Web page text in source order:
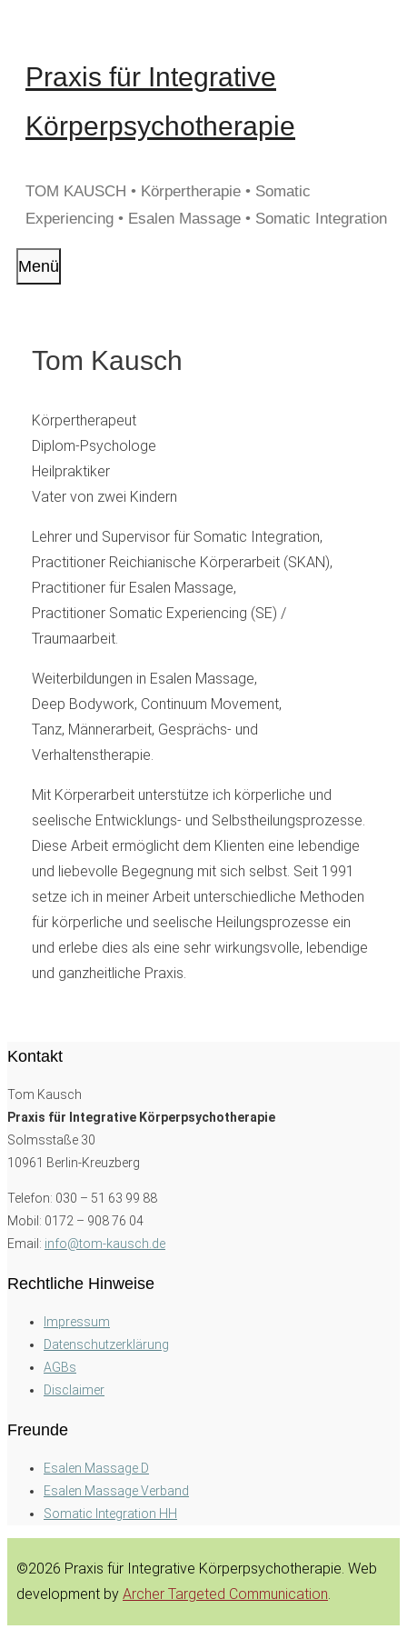
springen
Praxis für Integrative
Körperpsychotherapie
TOM KAUSCH • Körpertherapie • Somatic
Experiencing • Esalen Massage • Somatic Integration
Menü
Tom Kausch
Körpertherapeut
Diplom-Psychologe
Heilpraktiker
Vater von zwei Kindern
Lehrer und Supervisor für Somatic Integration,
Practitioner Reichianische Körperarbeit (SKAN),
Practitioner für Esalen Massage,
Practitioner Somatic Experiencing (SE) /
Traumaarbeit.
Weiterbildungen in Esalen Massage,
Deep Bodywork, Continuum Movement,
Tanz, Männerarbeit, Gesprächs- und
Verhaltenstherapie.
Mit Körperarbeit unterstütze ich körperliche und
seelische Entwicklungs- und Selbstheilungsprozesse.
Diese Arbeit ermöglicht dem Klienten eine lebendige
und liebevolle Begegnung mit sich selbst. Seit 1991
setze ich in meiner Arbeit unterschiedliche Methoden
für körperliche und seelische Heilungsprozesse ein
und erlebe dies als eine sehr wirkungsvolle, lebendige
und ganzheitliche Praxis.
Kontakt
Tom Kausch
Praxis für Integrative Körperpsychotherapie
Solmsstaße 30
10961 Berlin-Kreuzberg
Telefon: 030 – 51 63 99 88
Mobil: 0172 – 908 76 04
Email: info@tom-kausch.de
Rechtliche Hinweise
Impressum
Datenschutzerklärung
AGBs
Disclaimer
Freunde
Esalen Massage D
Esalen Massage Verband
Somatic Integration HH
©2026 Praxis für Integrative Körperpsychotherapie. Web
development by Archer Targeted Communication